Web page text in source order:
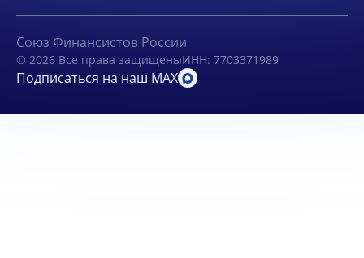
Союз Финансистов России
© 2026 Все права защищеныИНН: 7703371989
Подписаться на наш MAX